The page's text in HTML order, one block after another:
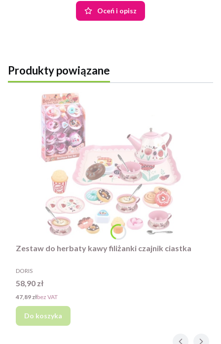
Oceń i opisz
Produkty powiązane
Zestaw do herbaty kawy filiżanki czajnik ciastka
PRODUCENT
DORIS
Cena
58,90 zł
Cena
47,89 złbez VAT
Do koszyka